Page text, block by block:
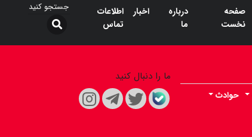
صفحه
نخست
درباره
ما
اخبار
اطلاعات
تماس
حوادث
ما را دنبال کنید